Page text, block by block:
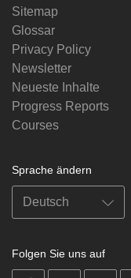
Sitemap
Glossar
Privacy Policy
Newsletter
Neueste Inhalte
Progress Reports
Courses
Sprache ändern
Folgen Sie uns auf